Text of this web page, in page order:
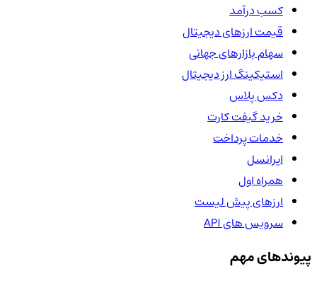
کسب درآمد
قیمت ارزهای دیجیتال
سهام بازارهای جهانی
استیکینگ ارز دیجیتال
دکس پلاس
خرید گیفت کارت
خدمات پرداخت
ایرانسل
همراه اول
ارزهای پیش لیست
سرویس های API
پیوندهای مهم